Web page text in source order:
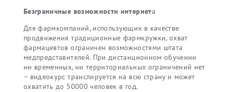
Безграничные возможности интернета
Для фармкомпаний, использующих в качестве
продвижения традиционные фармкружки, охват
фармацевтов ограничен возможностями штата
медпредставителей. При дистанционном обучении
ни временных, ни территориальных ограничений нет
– видеокурс транслируется на всю страну и может
охватить до 50000 человек в год.